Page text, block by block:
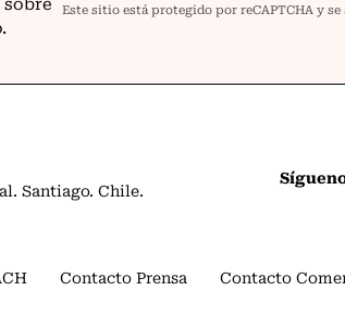
Santiago. Chile.
Contacto Prensa Contacto